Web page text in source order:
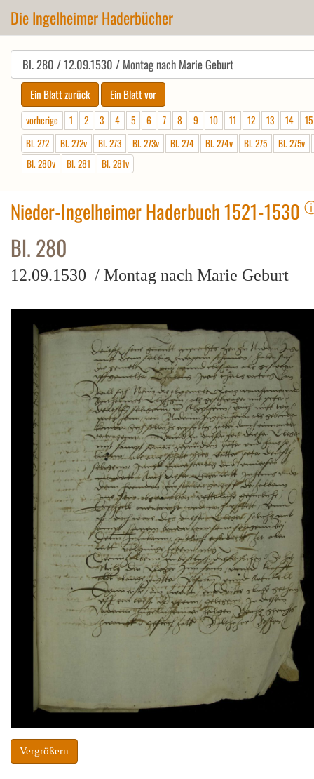
Die Ingelheimer Haderbücher
vorherige 1 2 3 4 5 6 7 8 9 10 11 12 13 14
15
Bl. 272
Bl. 272v Bl. 273 Bl. 273v Bl. 274 Bl. 274v Bl. 275
Bl. 275v
Bl. 280v
Bl. 281 Bl. 281v
Nieder-Ingelheimer Haderbuch 1521-1530
Bl. 280
12.09.1530 / Montag nach Marie Geburt
Vergrößern